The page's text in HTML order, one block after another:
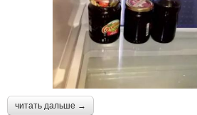
читать дальше →